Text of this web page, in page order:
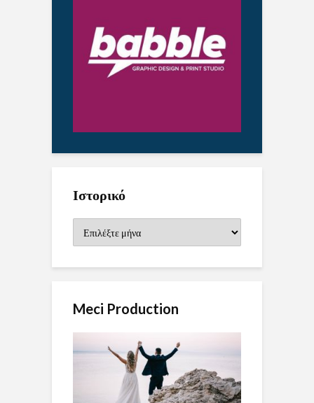
Ιστορικό
Meci Production